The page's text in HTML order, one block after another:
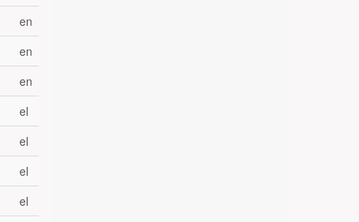
en
en
en
el
el
el
el